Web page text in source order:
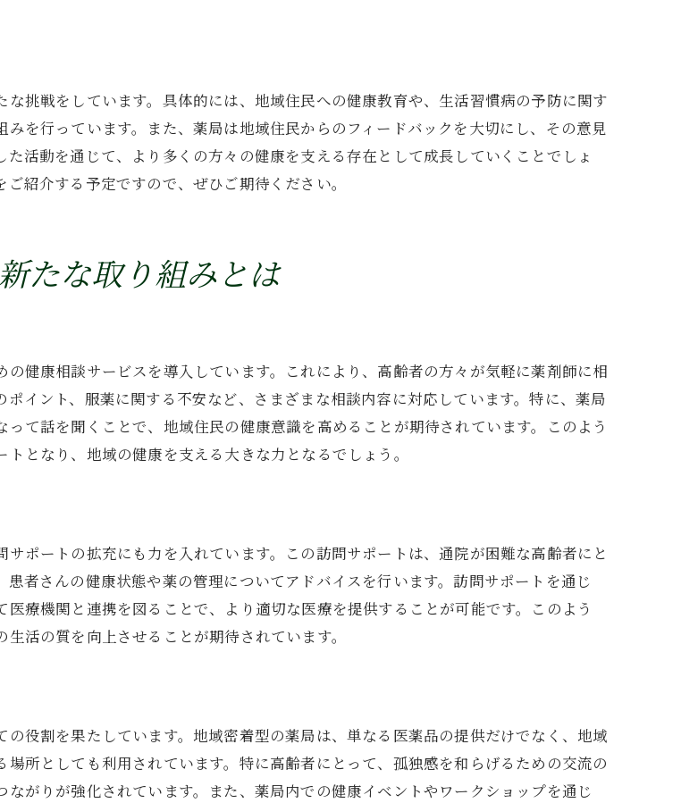
地域福祉支援のための薬局の挑戦
おける薬局の新しい福祉支援スタイル
応した薬局の新サービスの考察
における薬局のイノベーション
康を守るためにできること
よる薬局の活用促進策
る地域健康プロジェクトの提案
維持を支える薬局の取り組み
地域健康支援のための薬局戦略
挑戦をしています。具体的には、地域住民への健康教育や、生活習慣病の予防に関す
を行っています。また、薬局は地域住民からのフィードバックを大切にし、その意見
活動を通じて、より多くの方々の健康を支える存在として成長していくことでしょ
紹介する予定ですので、ぜひご期待ください。
たな取り組みとは
健康相談サービスを導入しています。これにより、高齢者の方々が気軽に薬剤師に相
イント、服薬に関する不安など、さまざまな相談内容に対応しています。特に、薬局
て話を聞くことで、地域住民の健康意識を高めることが期待されています。このよう
となり、地域の健康を支える大きな力となるでしょう。
ポートの拡充にも力を入れています。この訪問サポートは、通院が困難な高齢者にと
者さんの健康状態や薬の管理についてアドバイスを行います。訪問サポートを通じ
療機関と連携を図ることで、より適切な医療を提供することが可能です。このよう
活の質を向上させることが期待されています。
役割を果たしています。地域密着型の薬局は、単なる医薬品の提供だけでなく、地域
所としても利用されています。特に高齢者にとって、孤独感を和らげるための交流の
がりが強化されています。また、薬局内での健康イベントやワークショップを通じ